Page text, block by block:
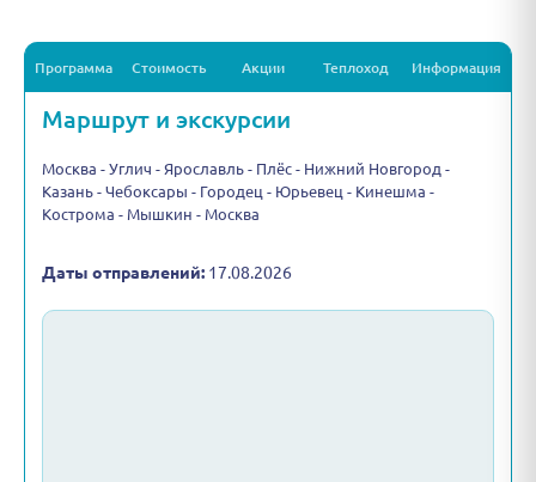
Программа Стоимость Акции Теплоход Информация
Маршрут и экскурсии
Москва - Углич - Ярославль - Плёс - Нижний Новгород -
Казань - Чебоксары - Городец - Юрьевец - Кинешма -
Кострома - Мышкин - Москва
Даты отправлений: 17.08.2026